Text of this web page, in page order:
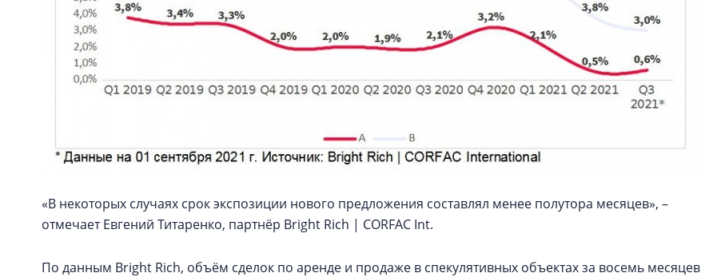
«В некоторых случаях срок экспозиции нового предложения составлял менее полутора месяцев», –
отмечает Евгений Титаренко, партнёр Bright Rich | CORFAC Int.
По данным Bright Rich, объём сделок по аренде и продаже в спекулятивных объектах за восемь месяцев